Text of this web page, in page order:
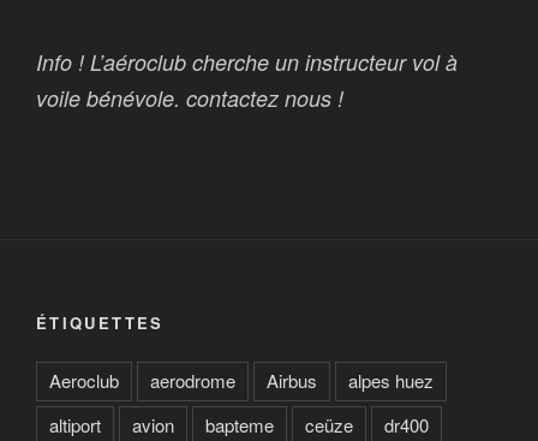
Info ! L’aéroclub cherche un instructeur vol à
voile bénévole. contactez nous !
ÉTIQUETTES
Aeroclub aerodrome Airbus
alpes huez
altiport
avion bapteme ceüze
dr400